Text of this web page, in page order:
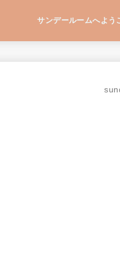
サンデールームへよう